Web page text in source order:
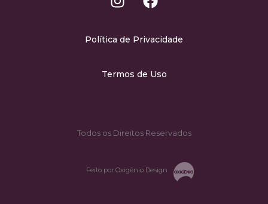
Política de Privacidade
Termos de Uso
Todos os Direitos Reservados
Feito por Oxigênio Design